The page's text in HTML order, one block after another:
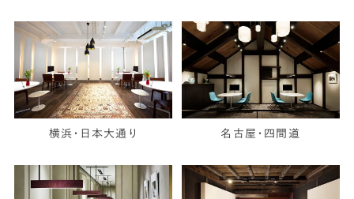
横浜・日本大通り 名古屋・四間道